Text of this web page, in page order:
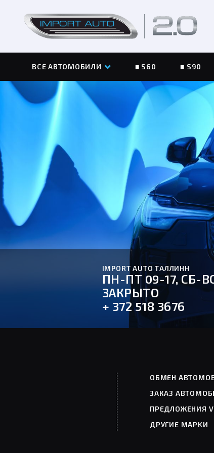
2.0
ВСЕ АВТОМОБИЛИ S60 S90
IMPORT AUTO ТАЛЛИНН
ПН-ПТ 09-17, СБ-
ЗАКРЫТО
+ 372 518 3676
ОБМЕН
ЗАКАЗ
ПРЕДЛОЖЕНИЯ
ДРУГИЕ МАРКИ